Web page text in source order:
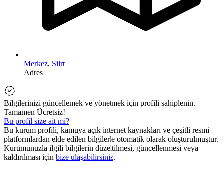
Merkez, Siirt
Adres
Bilgilerinizi güncellemek ve yönetmek için profili sahiplenin.
Tamamen Ücretsiz!
Bu profil size ait mi?
Bu kurum profili, kamuya açık internet kaynakları ve çeşitli resmi
platformlardan elde edilen bilgilerle otomatik olarak oluşturulmuştur.
Kurumunuzla ilgili bilgilerin düzeltilmesi, güncellenmesi veya
kaldırılması için bize ulaşabilirsiniz.